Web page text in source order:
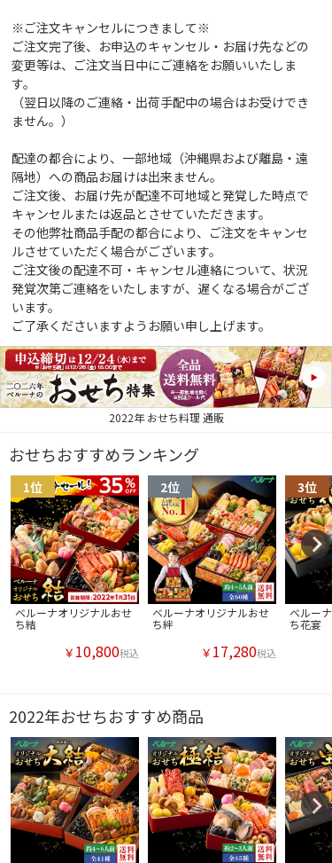
※ご注文キャンセルにつきまして※
ご注文完了後、お申込のキャンセル・お届け先などの
変更等は、ご注文当日中にご連絡をお願いいたしま
す。
（翌日以降のご連絡・出荷手配中の場合はお受けでき
ません。）
配達の都合により、一部地域（沖縄県および離島・遠
隔地）への商品お届けは出来ません。
ご注文後、お届け先が配達不可地域と発覚した時点で
キャンセルまたは返品とさせていただきます。
その他弊社商品手配の都合により、ご注文をキャンセ
ルさせていただく場合がございます。
ご注文後の配達不可・キャンセル連絡について、状況
発覚次第ご連絡をいたしますが、遅くなる場合がござ
います。
ご了承くださいますようお願い申し上げます。
2022年 おせち料理 通販
おせちおすすめランキング
ベルーナオリジナルおせ
ち結
￥ 10,800税込
ベルーナオリジナルおせ
ち絆
￥ 17,280税込
ベルー
ち花宴
2022年おせちおすすめ商品